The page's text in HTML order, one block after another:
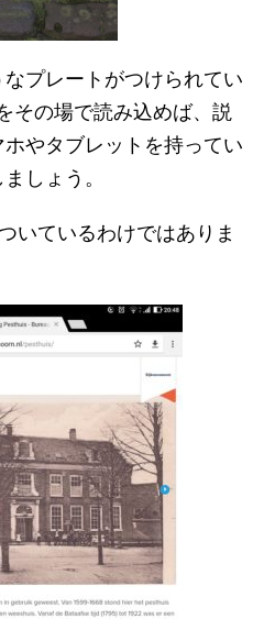
プレートがつけられてい
その場で読み込めば、説
やタブレットを持ってい
しょう。
いているわけではありま